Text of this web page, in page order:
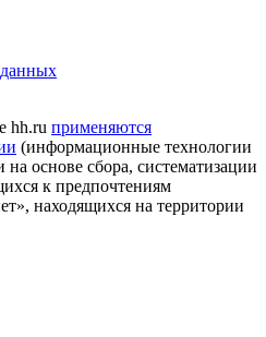
hh.ru применяются
(информационные технологии
основе сбора, систематизации
к предпочтениям
находящихся на территории